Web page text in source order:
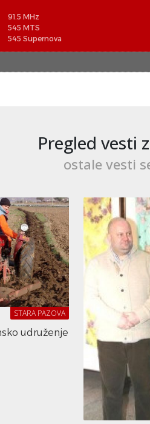
91.5 MHz
545 MTS
545 Supernova
Pregled vesti
ostale vesti
STARA PAZOVA
udruženje